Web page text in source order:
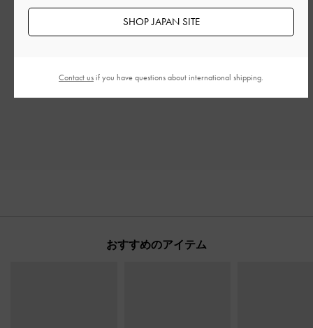
おすすめのアイテム
SHOP JAPAN SITE
Contact usif you have questions about international shipping.